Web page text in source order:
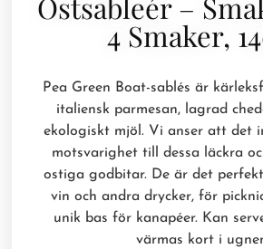
Ostsableér –
4 Smaker,
Pea Green Boat-sablés är
italiensk parmesan, lagrad
ekologiskt mjöl. Vi anser att det
motsvarighet till dessa läckra
ostiga godbitar. De är det
vin och andra drycker, för
unik bas för kanapéer. Kan
värmas kort i